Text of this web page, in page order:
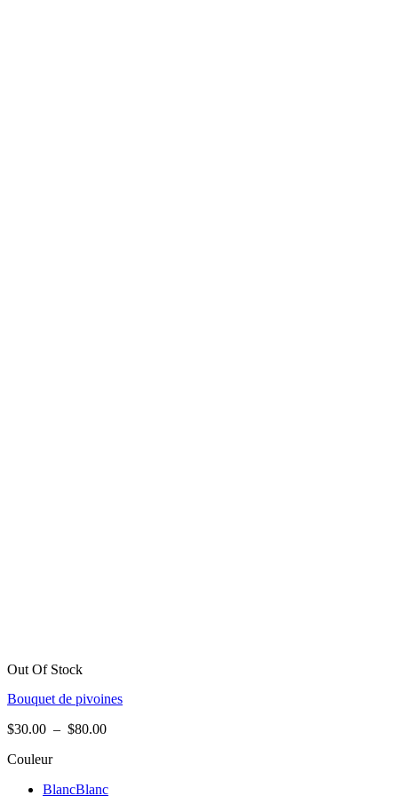
Out Of Stock
Bouquet de pivoines
$30.00 – $80.00Plage
à
Couleur
BlancBlanc